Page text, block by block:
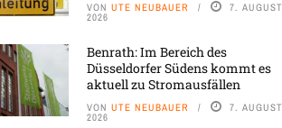
VON UTE NEUBAUER 7. AUGUST
2026
Benrath: Im Bereich des
Düsseldorfer Südens kommt es
aktuell zu Stromausfällen
VON UTE NEUBAUER 7. AUGUST
2026